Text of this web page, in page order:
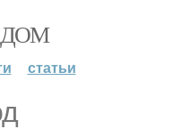
статьи